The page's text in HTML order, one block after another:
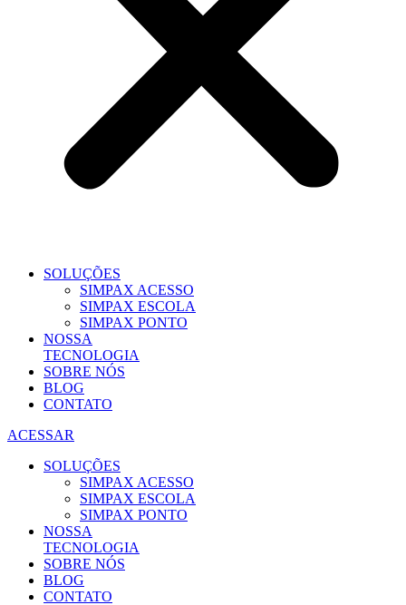
SOLUÇÕES
SIMPAX ACESSO
SIMPAX ESCOLA
SIMPAX PONTO
NOSSA
TECNOLOGIA
SOBRE NÓS
BLOG
CONTATO
ACESSAR
SOLUÇÕES
SIMPAX ACESSO
SIMPAX ESCOLA
SIMPAX PONTO
NOSSA
TECNOLOGIA
SOBRE NÓS
BLOG
CONTATO